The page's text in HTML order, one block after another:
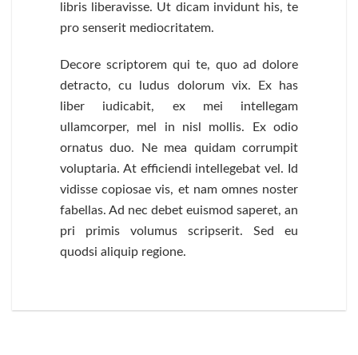
libris liberavisse. Ut dicam invidunt his, te
pro senserit mediocritatem.
Decore scriptorem qui te, quo ad dolore
detracto, cu ludus dolorum vix. Ex has
liber iudicabit, ex mei intellegam
ullamcorper, mel in nisl mollis. Ex odio
ornatus duo. Ne mea quidam corrumpit
voluptaria. At efficiendi intellegebat vel. Id
vidisse copiosae vis, et nam omnes noster
fabellas. Ad nec debet euismod saperet, an
pri primis volumus scripserit. Sed eu
quodsi aliquip regione.